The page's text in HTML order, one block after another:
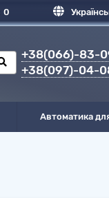
0
+38(066)-83-
+38(097)-04-
Автоматика